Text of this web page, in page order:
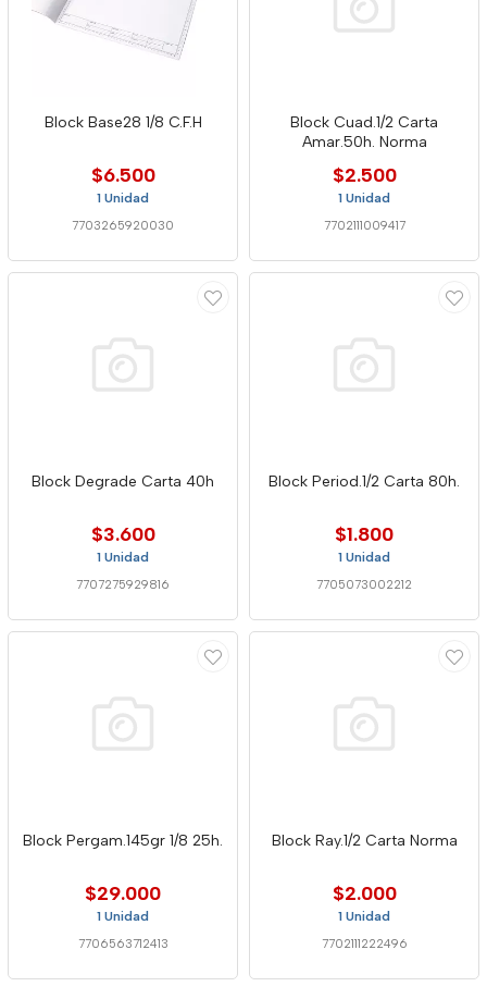
Block Base28 1/8 C.F.H
$6.500
1 Unidad
7703265920030
Block Cuad.1/2 Carta
Amar.50h. Norma
$2.500
1 Unidad
7702111009417
Block Degrade Carta 40h
$3.600
1 Unidad
7707275929816
Block Period.1/2 Carta 80h.
$1.800
1 Unidad
7705073002212
Block Pergam.145gr 1/8 25h.
$29.000
1 Unidad
7706563712413
Block Ray.1/2 Carta Norma
$2.000
1 Unidad
7702111222496